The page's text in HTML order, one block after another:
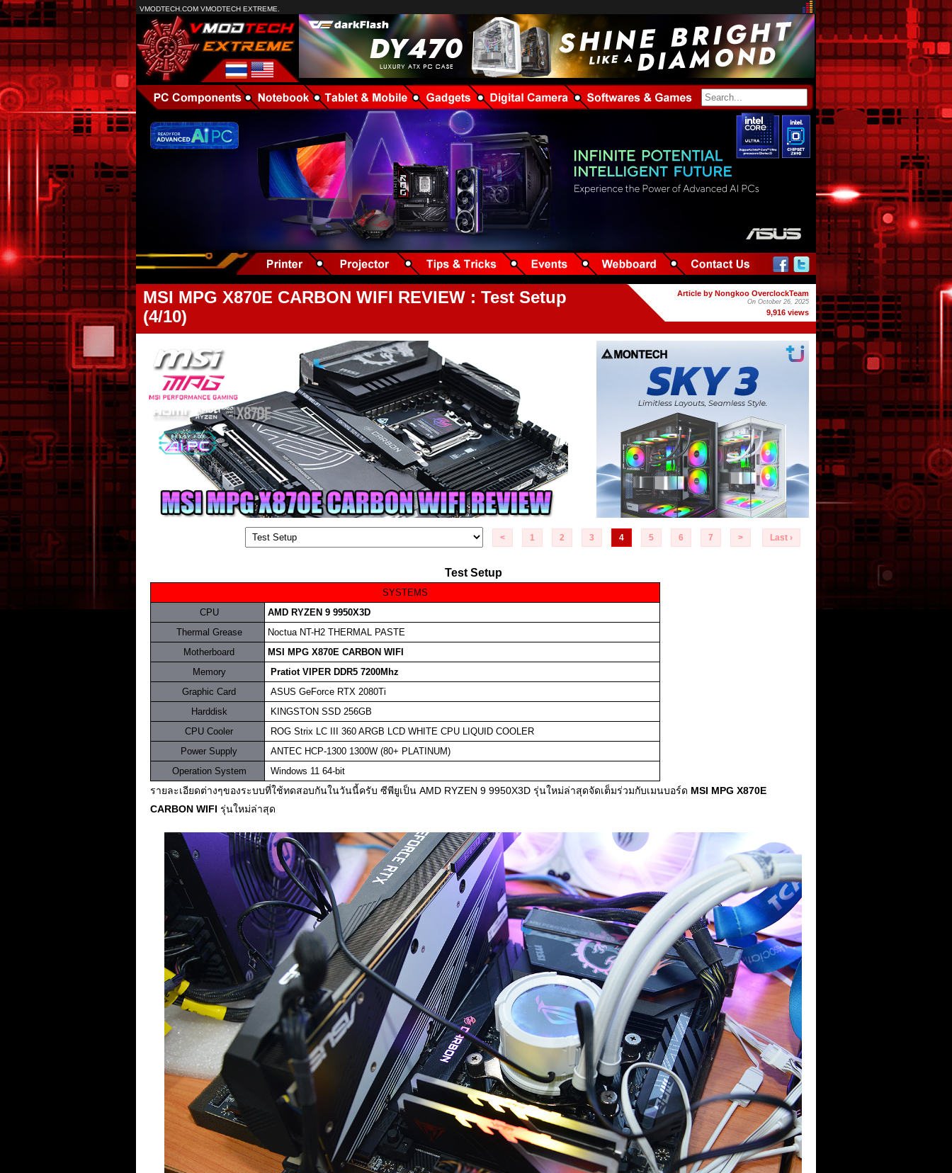
VMODTECH.COM VMODTECH EXTREME.
MSI MPG X870E CARBON WIFI REVIEW : Test Setup
(4/10)
Article by Nongkoo OverclockTeam
On October 26, 2025
9,916 views
< 1 2 3 4 5 6 7 > Last ›
Test Setup
SYSTEMS
CPU
AMD RYZEN 9 9950X3D
Thermal Grease
Noctua NT-H2 THERMAL PASTE
Motherboard
MSI MPG X870E CARBON WIFI
Memory
Pratiot VIPER DDR5 7200Mhz
Graphic Card ASUS GeForce RTX 2080Ti
Harddisk
KINGSTON SSD 256GB
CPU Cooler
ROG Strix LC III 360 ARGB LCD WHITE CPU LIQUID COOLER
Power Supply
ANTEC HCP-1300 1300W (80+ PLATINUM)
Operation System Windows 11 64-bit
รายละเอียดต่างๆของระบบที่ใช้ทดสอบกันในวันนี้ครับ ซีพียูเป็น AMD RYZEN 9 9950X3D รุ่นใหม่ล่าสุดจัดเต็มร่วมกับเมนบอร์ด MSI MPG X870E
CARBON WIFI รุ่นใหม่ล่าสุด